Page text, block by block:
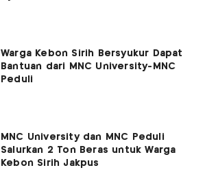
Warga Kebon Sirih Bersyukur Dapat
Bantuan dari MNC University-MNC
Peduli
MNC University dan MNC Peduli
Salurkan 2 Ton Beras untuk Warga
Kebon Sirih Jakpus